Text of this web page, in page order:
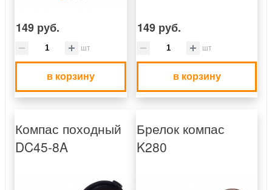
149 руб.
шт
в корзину
149 руб.
шт
в корзину
Компас походный
DC45-8A
Брелок компас
K280